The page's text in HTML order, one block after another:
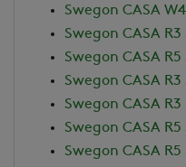
Swegon CASA
Swegon CASA
Swegon CASA
Swegon CASA
Swegon CASA
Swegon CASA
Swegon CASA